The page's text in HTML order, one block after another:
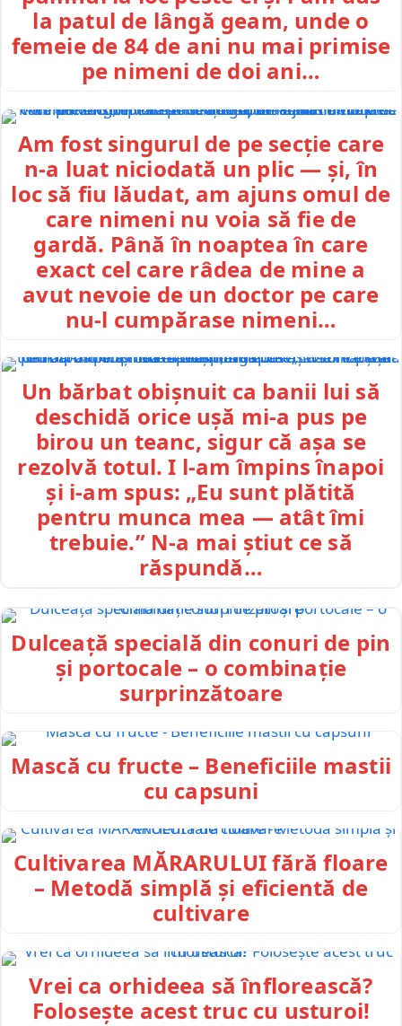
la patul de lângă geam, unde o
femeie de 84 de ani nu mai primise
pe nimeni de doi ani…
Am fost singurul de pe secție care
n-a luat niciodată un plic — și, în
loc să fiu lăudat, am ajuns omul de
care nimeni nu voia să fie de
gardă. Până în noaptea în care
exact cel care râdea de mine a
avut nevoie de un doctor pe care
nu-l cumpărase nimeni…
Un bărbat obișnuit ca banii lui să
deschidă orice ușă mi-a pus pe
birou un teanc, sigur că așa se
rezolvă totul. I l-am împins înapoi
și i-am spus: „Eu sunt plătită
pentru munca mea — atât îmi
trebuie.” N-a mai știut ce să
răspundă…
Dulceață specială din conuri de pin
și portocale – o combinație
surprinzătoare
Mască cu fructe – Beneficiile mastii
cu capsuni
Cultivarea MĂRARULUI fără floare
– Metodă simplă și eficientă de
cultivare
Vrei ca orhideea să înflorească?
Folosește acest truc cu usturoi!